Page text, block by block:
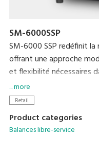
SM-6000SSP
SM-6000 SSP redéfinit
offrant une approche
et flexibilité nécessaires
Aujourd'hui, les
contenants réutilisable
plastiques des
une balance libre-service
... more
Retail
Product categories
Balances libre-service